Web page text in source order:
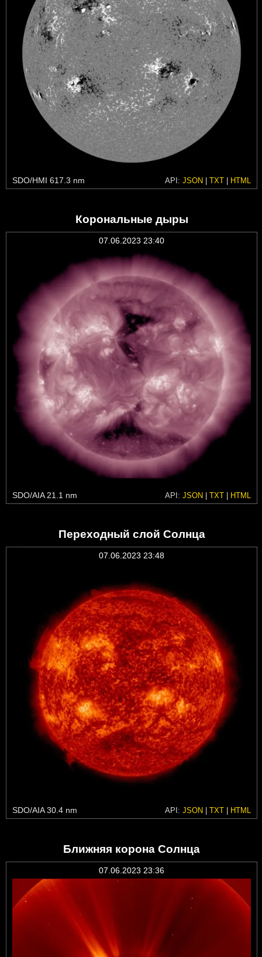
SDO/HMI 617.3 nm API: JSON | TXT | HTML
Корональные дыры
07.06.2023 23:40
SDO/AIA 21.1 nm API: JSON | TXT | HTML
Переходный слой Солнца
07.06.2023 23:48
SDO/AIA 30.4 nm API: JSON | TXT | HTML
Ближняя корона Солнца
07.06.2023 23:36